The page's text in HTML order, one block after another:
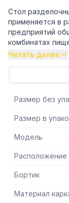
Стол
применяется в
предприятий
комбинатах
и обработки
травмы
санитарной
Углы
обеспечивает
Читать далее
Размер без
Размер в
Модель
Расположение
Бортик
Материал